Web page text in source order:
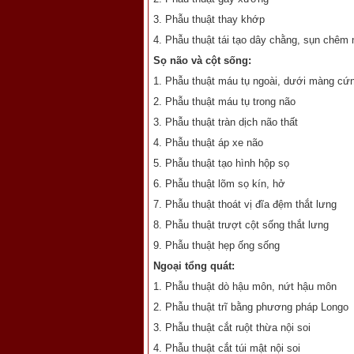
3. Phẫu thuật thay khớp
4. Phẫu thuật tái tạo dây chằng, sụn
Sọ não và cột sống:
1. Phẫu thuật máu tụ ngoài, dưới màng
2. Phẫu thuật máu tụ trong não
3. Phẫu thuật tràn dịch não thất
4. Phẫu thuật áp xe não
5. Phẫu thuật tạo hình hộp sọ
6. Phẫu thuật lõm sọ kín, hở
7. Phẫu thuật thoát vị đĩa đệm thắt lưng
8. Phẫu thuật trượt cột sống thắt lưng
9. Phẫu thuật hẹp ống sống
Ngoại tổng quát:
1. Phẫu thuật dò hậu môn, nứt hậu môn
2. Phẫu thuật trĩ bằng phương pháp Longo
3. Phẫu thuật cắt ruột thừa nội soi
4. Phẫu thuật cắt túi mật nội soi